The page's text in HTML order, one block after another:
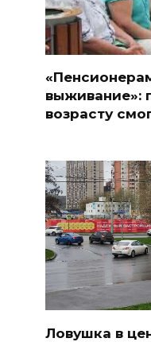
выживание»:
возрасту
Ловушка в